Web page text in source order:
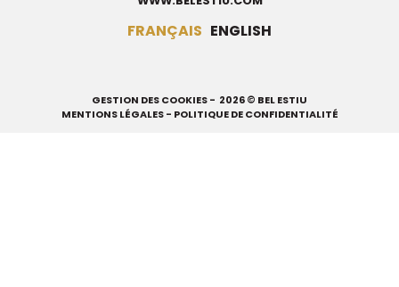
FRANÇAIS ENGLISH
GESTION DES COOKIES- 2026 © BEL ESTIU
MENTIONS LÉGALES- POLITIQUE DE CONFIDENTIALITÉ